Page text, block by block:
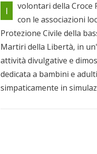
I
volontari della Croce
con le associazioni
Protezione Civile della
Martiri della Libertà, in
attività divulgative e
dedicata a bambini e
simpaticamente in